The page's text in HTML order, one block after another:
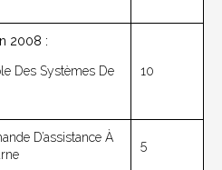
2008 :
Des Systèmes De
10
D’assistance À
5